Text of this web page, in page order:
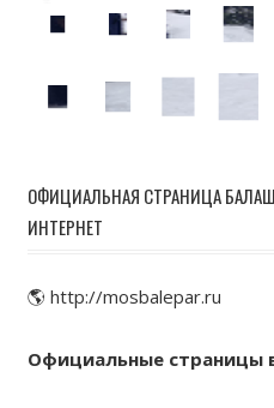
ОФИЦИАЛЬНАЯ СТРАНИЦА
ИНТЕРНЕТ
🌎 http://mosbalepar.ru
Официальные страницы